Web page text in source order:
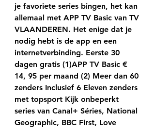
je favoriete series bingen, het kan
allemaal met APP TV Basic van TV
VLAANDEREN. Het enige dat je
nodig hebt is de app en een
internetverbinding. Eerste 30
dagen gratis (1)APP TV Basic €
14, 95 per maand (2) Meer dan 60
zenders Inclusief 6 Eleven zenders
met topsport Kijk onbeperkt
series van Canal+ Séries, National
Geographic, BBC First, Love